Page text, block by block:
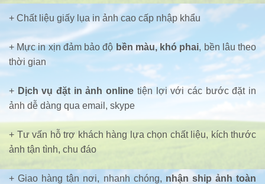
+ Chất liệu giấy lụa in ảnh cao cấp nhập khẩu
+ Mực in xịn đảm bảo độ bền màu, khó phai, bền lâu theo
thời gian
+ Dịch vụ đặt in ảnh online tiện lợi với các bước đặt in
ảnh dễ dàng qua email, skype
+ Tư vấn hỗ trợ khách hàng lựa chọn chất liệu, kích thước
ảnh tận tình, chu đáo
+ Giao hàng tận nơi, nhanh chóng, nhận ship ảnh toàn